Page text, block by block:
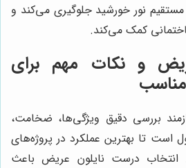
مستقیم نور خورشید جلوگیری می‌کند و
کمک می‌کند.
و نکات مهم برای
بررسی دقیق ویژگی‌ها، ضخامت،
تا بهترین عملکرد در پروژه‌های
درست نایلون عریض باعث